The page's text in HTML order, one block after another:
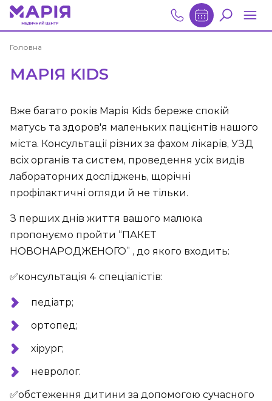
Головна
МАРІЯ KIDS
Вже багато років Марія Kids береже спокій
матусь та здоров'я маленьких пацієнтів нашого
міста. Консультації різних за фахом лікарів, УЗД
всіх органів та систем, проведення усіх видів
лабораторних досліджень, щорічні
профілактичні огляди й не тільки.
З перших днів життя вашого малюка
пропонуємо пройти “ПАКЕТ
НОВОНАРОДЖЕНОГО” , до якого входить:
✅консультація 4 спеціалістів:
педіатр;
️ортопед;
️хірург;
невролог.
✅обстеження дитини за допомогою сучасного